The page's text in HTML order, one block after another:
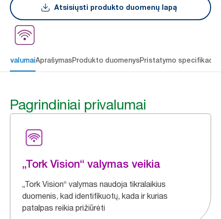
Atsisiųsti produkto duomenų lapą
AprašymasProdukto duomenysPristatymo
Pagrindiniai privalumai
„Tork Vision“ valymas veikia
„Tork Vision“ valymas naudoja tikralaikius
duomenis, kad identifikuotų, kada ir kurias
patalpas reikia prižiūrėti